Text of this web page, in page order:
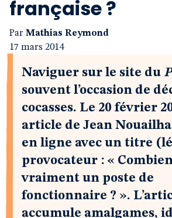
française ?
Par Mathias Reymond
17 mars 2014
Naviguer sur le site du
souvent l’occasion de
cocasses. Le 20 février
article de Jean
en ligne avec un titre
provocateur : «
vraiment un poste de
fonctionnaire ? ».
accumule amalgames,